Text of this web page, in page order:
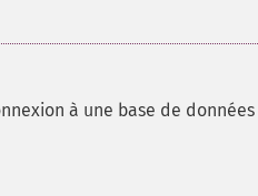
à une base de données